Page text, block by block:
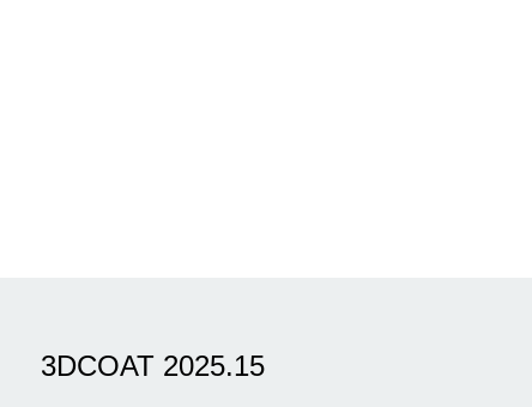
3DCOAT 2025.15